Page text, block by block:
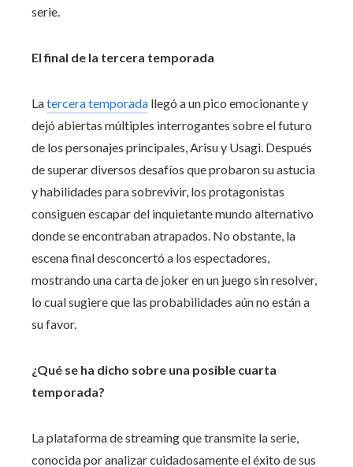
serie.
El final de la tercera temporada
Latercera temporada llegó a un pico emocionante y
dejó abiertas múltiples interrogantes sobre el futuro
de los personajes principales, Arisu y Usagi. Después
de superar diversos desafíos que probaron su astucia
y habilidades para sobrevivir, los protagonistas
consiguen escapar del inquietante mundo alternativo
donde se encontraban atrapados. No obstante, la
escena final desconcertó a los espectadores,
mostrando una carta de joker en un juego sin resolver,
lo cual sugiere que las probabilidades aún no están a
su favor.
¿Qué se ha dicho sobre una posible cuarta
temporada?
La plataforma de streaming que transmite la serie,
conocida por analizar cuidadosamente el éxito de sus